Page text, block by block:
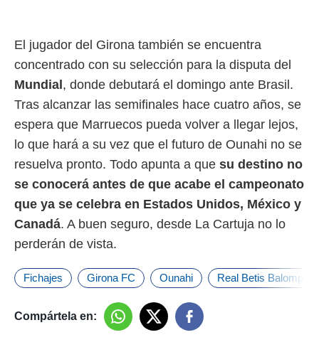
El jugador del Girona también se encuentra
concentrado con su selección para la disputa del
Mundial , donde debutará el domingo ante Brasil.
Tras alcanzar las semifinales hace cuatro años, se
espera que Marruecos pueda volver a llegar lejos,
lo que hará a su vez que el futuro de Ounahi no se
resuelva pronto. Todo apunta a que su destino no
se conocerá antes de que acabe el campeonato
que ya se celebra en Estados Unidos, México y
Canadá. A buen seguro, desde La Cartuja no lo
perderán de vista.
Fichajes Girona FC Ounahi Real Betis Balompie
Compártela en: